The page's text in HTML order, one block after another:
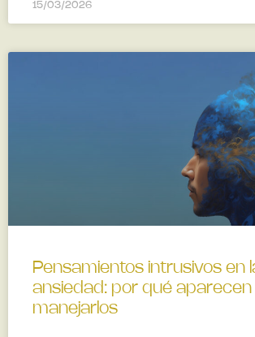
15/03/2026
Pensamientos intrusivos en
ansiedad: por qué
manejarlos